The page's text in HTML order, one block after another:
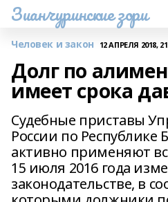
Зианчуринские зори
Человек и закон 12 АПРЕЛЯ 2018,
Долг по
имеет срока
Судебные приставы
России по Республике
активно применяют
15 июля 2016 года
законодательстве, в